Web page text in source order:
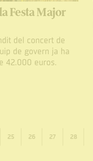
Festa Major
del concert de
de govern ja ha
42.000 euros.
25 26 27 28